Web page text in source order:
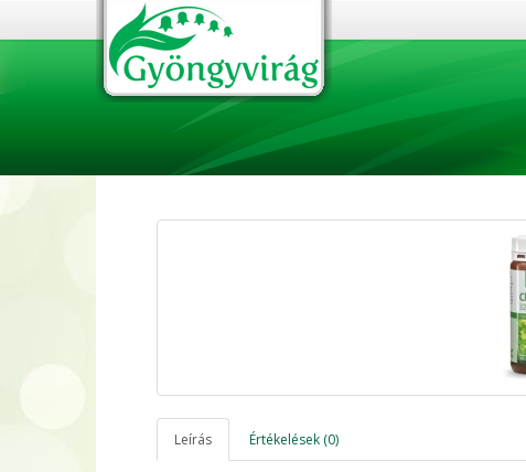
Leírás Értékelések (0)